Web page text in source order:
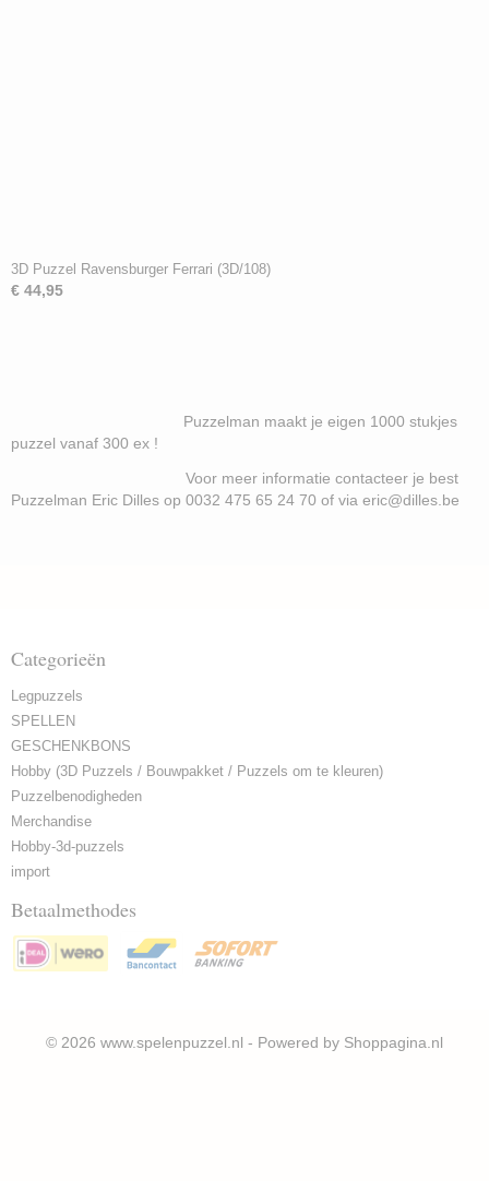
3D Puzzel Ravensburger Ferrari (3D/108)
€ 44,95
Puzzelman maakt je eigen 1000 stukjes
puzzel vanaf 300 ex !
Voor meer informatie contacteer je best
Puzzelman Eric Dilles op 0032 475 65 24 70 of via eric@dilles.be
Categorieën
Legpuzzels
SPELLEN
GESCHENKBONS
Hobby (3D Puzzels / Bouwpakket / Puzzels om te kleuren)
Puzzelbenodigheden
Merchandise
Hobby-3d-puzzels
import
Betaalmethodes
© 2026 www.spelenpuzzel.nl - Powered by Shoppagina.nl